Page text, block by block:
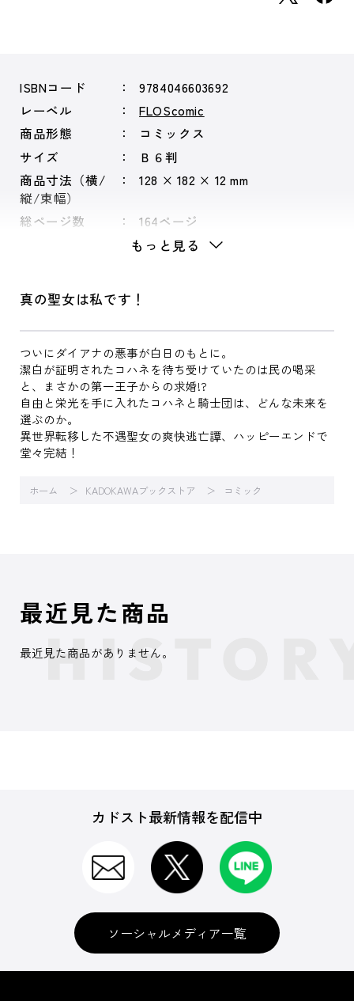
ISBNコード
9784046603692
レーベル
FLOScomic
商品形態
コミックス
サイズ
Ｂ６判
商品寸法（横/
縦/束幅）
128 × 182 × 12 mm
総ページ数 164ページ
もっと見る
真の聖女は私です！
ついにダイアナの悪事が白日のもとに。
潔白が証明されたコハネを待ち受けていたのは民の喝采
と、まさかの第一王子からの求婚!?
自由と栄光を手に入れたコハネと騎士団は、どんな未来を
選ぶのか。
異世界転移した不遇聖女の爽快逃亡譚、ハッピーエンドで
堂々完結！
ホーム KADOKAWAブックストア コミック
最近見た商品
最近見た商品がありません。
カドスト最新情報を配信中
ソーシャルメディア一覧